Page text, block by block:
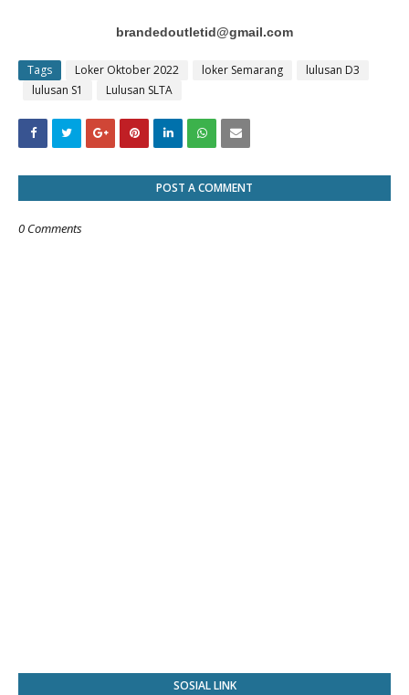
brandedoutletid@gmail.com
Tags Loker Oktober 2022 loker Semarang
lulusan D3
lulusan S1
Lulusan SLTA
POST A COMMENT
0 Comments
SOSIAL LINK